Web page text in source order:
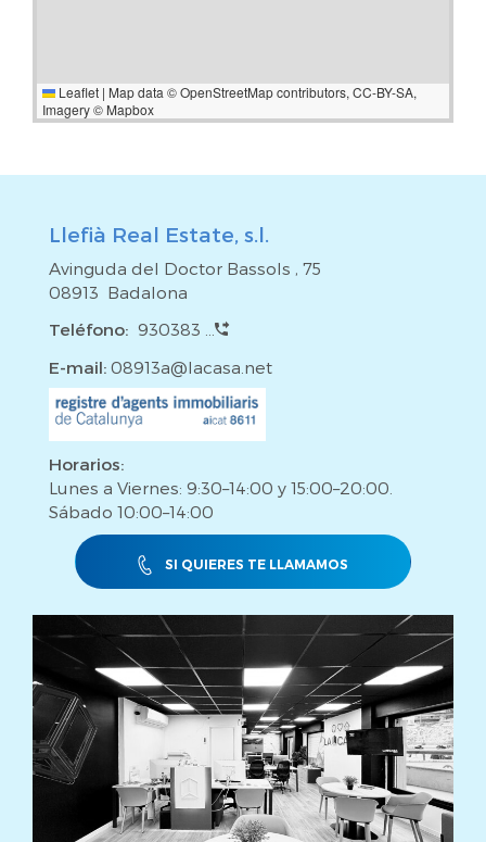
Leaflet | Map data ©OpenStreetMapcontributors, CC-BY-SA,
Imagery © Mapbox
Llefià Real Estate, s.l.
Avinguda del Doctor Bassols , 75
08913 Badalona
Teléfono: 930383 ...
E-mail: 08913a@lacasa.net
Horarios:
Lunes a Viernes: 9:30–14:00 y 15:00–20:00.
Sábado 10:00–14:00
SI QUIERES TE LLAMAMOS